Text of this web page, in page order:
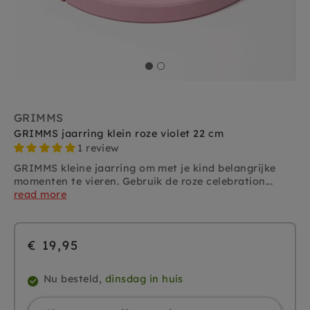
GRIMMS
GRIMMS jaarring klein roze violet 22 cm
1 review
GRIMMS kleine jaarring om met je kind belangrijke
momenten te vieren. Gebruik de roze celebration...
read more
€ 19,95
Nu besteld, dinsdag in huis